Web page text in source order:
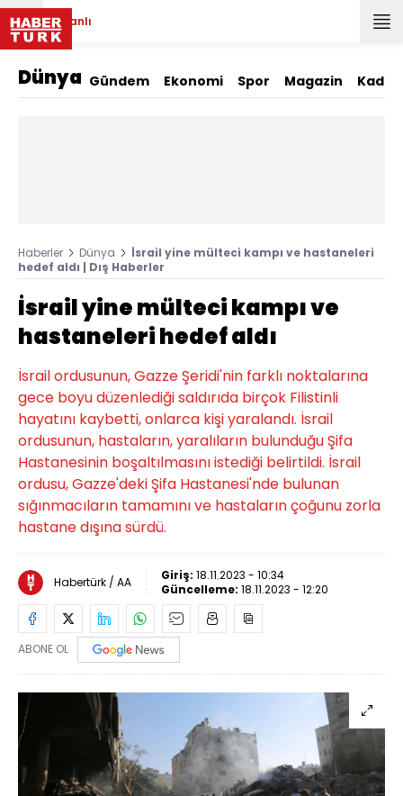
Canlı
Dünya Gündem Ekonomi Spor Magazin Kadın
Haberler Dünya
İsrail yine mülteci kampı ve hastaneleri
hedef aldı | Dış Haberler
İsrail yine mülteci kampı ve
hastaneleri hedef aldı
İsrail ordusunun, Gazze Şeridi'nin farklı noktalarına
gece boyu düzenlediği saldırıda birçok Filistinli
hayatını kaybetti, onlarca kişi yaralandı. İsrail
ordusunun, hastaların, yaralıların bulunduğu Şifa
Hastanesinin boşaltılmasını istediği belirtildi. İsrail
ordusu, Gazze'deki Şifa Hastanesi'nde bulunan
sığınmacıların tamamını ve hastaların çoğunu zorla
hastane dışına sürdü.
Habertürk / AA Giriş: 18.11.2023 - 10:34
Güncelleme: 18.11.2023 - 12:20
ABONE OL